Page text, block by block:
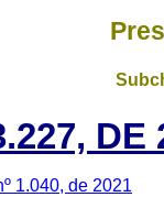
1.040, de 2021